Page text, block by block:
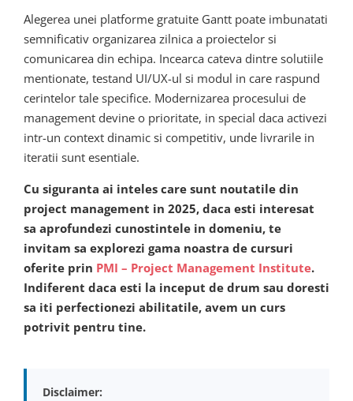
Alegerea unei platforme gratuite Gantt poate imbunatati
semnificativ organizarea zilnica a proiectelor si
comunicarea din echipa. Incearca cateva dintre solutiile
mentionate, testand UI/UX-ul si modul in care raspund
cerintelor tale specifice. Modernizarea procesului de
management devine o prioritate, in special daca activezi
intr-un context dinamic si competitiv, unde livrarile in
iteratii sunt esentiale.
Cu siguranta ai inteles care sunt noutatile din
project management in 2025, daca esti interesat
sa aprofundezi cunostintele in domeniu, te
invitam sa explorezi gama noastra de cursuri
oferite prin PMI – Project Management Institute.
Indiferent daca esti la inceput de drum sau doresti
sa iti perfectionezi abilitatile, avem un curs
potrivit pentru tine.
Disclaimer: